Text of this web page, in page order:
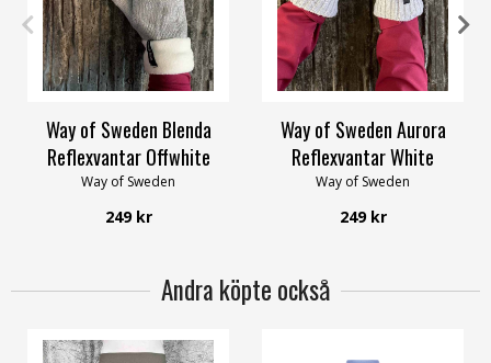
8/M
Way of Sweden Blenda
Reflexvantar Offwhite
Way of Sweden
249 kr
6/XS 8/M 10/XL
Way of Sweden Aurora
Reflexvantar White
Way of Sweden
249 kr
Andra köpte också